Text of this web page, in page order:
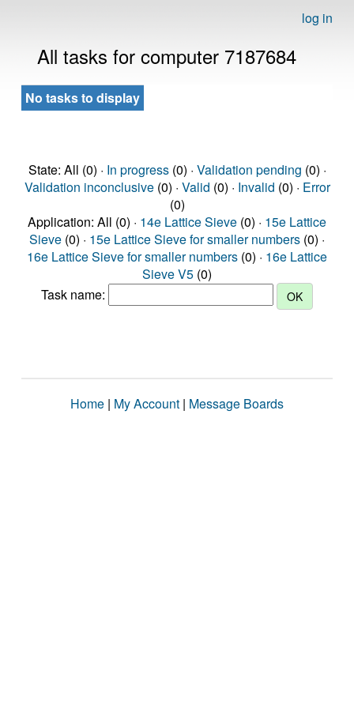
log in
All tasks for computer 7187684
No tasks to display
State: All (0) · In progress(0) · Validation pending (0) ·
Validation inconclusive(0) · Valid (0) · Invalid (0) · Error
(0)
Application: All (0) · 14e Lattice Sieve (0) · 15e Lattice
Sieve (0) · 15e Lattice Sieve for smaller numbers (0) ·
16e Lattice Sieve for smaller numbers (0) · 16e Lattice
Sieve V5 (0)
Task name:
Home | My Account | Message Boards